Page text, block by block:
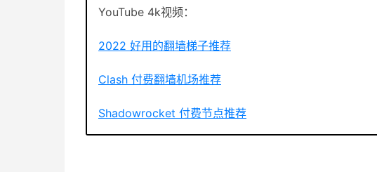
YouTube 4k视频：
2022 好用的翻墙梯子推荐
Clash 付费翻墙机场推荐
Shadowrocket 付费节点推荐